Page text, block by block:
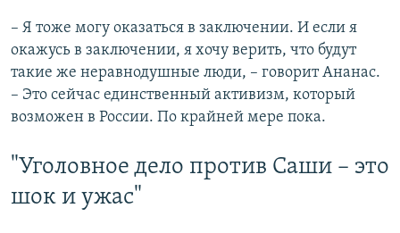
– Я тоже могу оказаться в заключении. И если я
окажусь в заключении, я хочу верить, что будут
такие же неравнодушные люди, – говорит Ананас.
– Это сейчас единственный активизм, который
возможен в России. По крайней мере пока.
"Уголовное дело против Саши – это
шок и ужас"